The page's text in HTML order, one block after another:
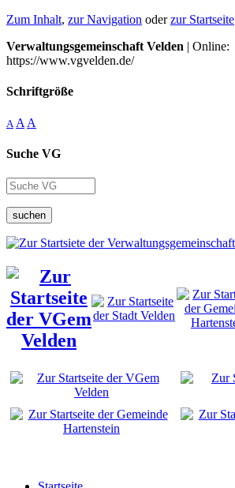
Zum Inhalt, zur Navigation oderzur Startseite
Verwaltungsgemeinschaft Velden | Online:
https://www.vgvelden.de/
Schriftgröße
A A A
Suche VG
suchen